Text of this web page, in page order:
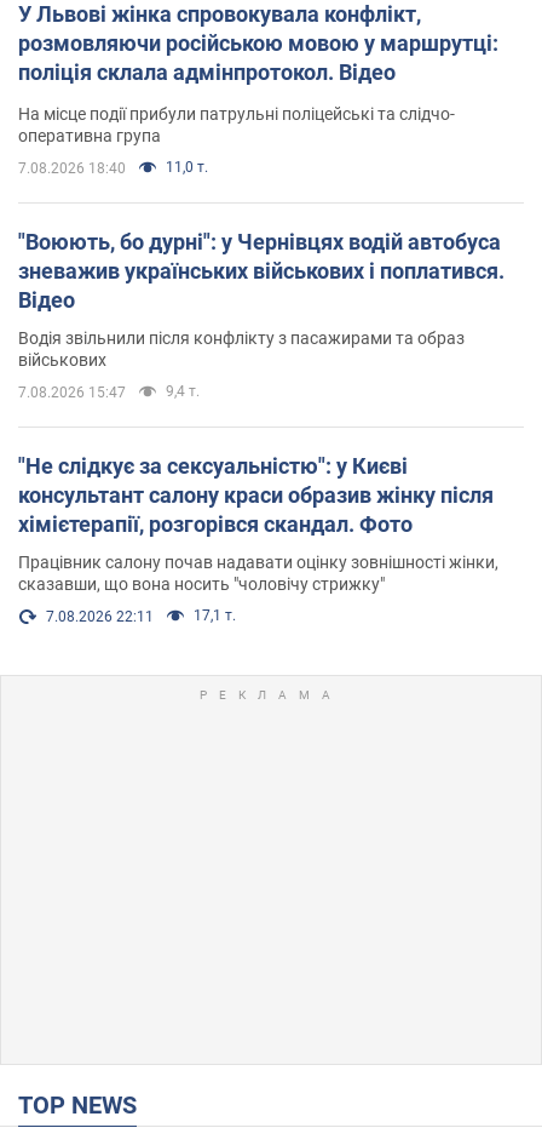
У Львові жінка спровокувала конфлікт,
розмовляючи російською мовою у маршрутці:
поліція склала адмінпротокол. Відео
На місце події прибули патрульні поліцейські та слідчо-
оперативна група
7.08.2026 18:40 11,0 т.
"Воюють, бо дурні": у Чернівцях водій автобуса
зневажив українських військових і поплатився.
Відео
Водія звільнили після конфлікту з пасажирами та образ
військових
7.08.2026 15:47 9,4 т.
"Не слідкує за сексуальністю": у Києві
консультант салону краси образив жінку після
хімієтерапії, розгорівся скандал. Фото
Працівник салону почав надавати оцінку зовнішності жінки,
сказавши, що вона носить "чоловічу стрижку"
7.08.2026 22:11 17,1 т.
TOP NEWS